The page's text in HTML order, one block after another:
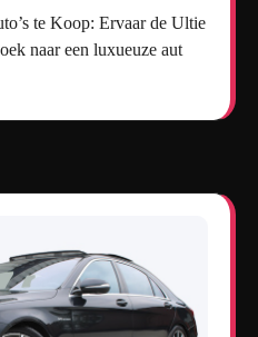
naar een luxueuze aut